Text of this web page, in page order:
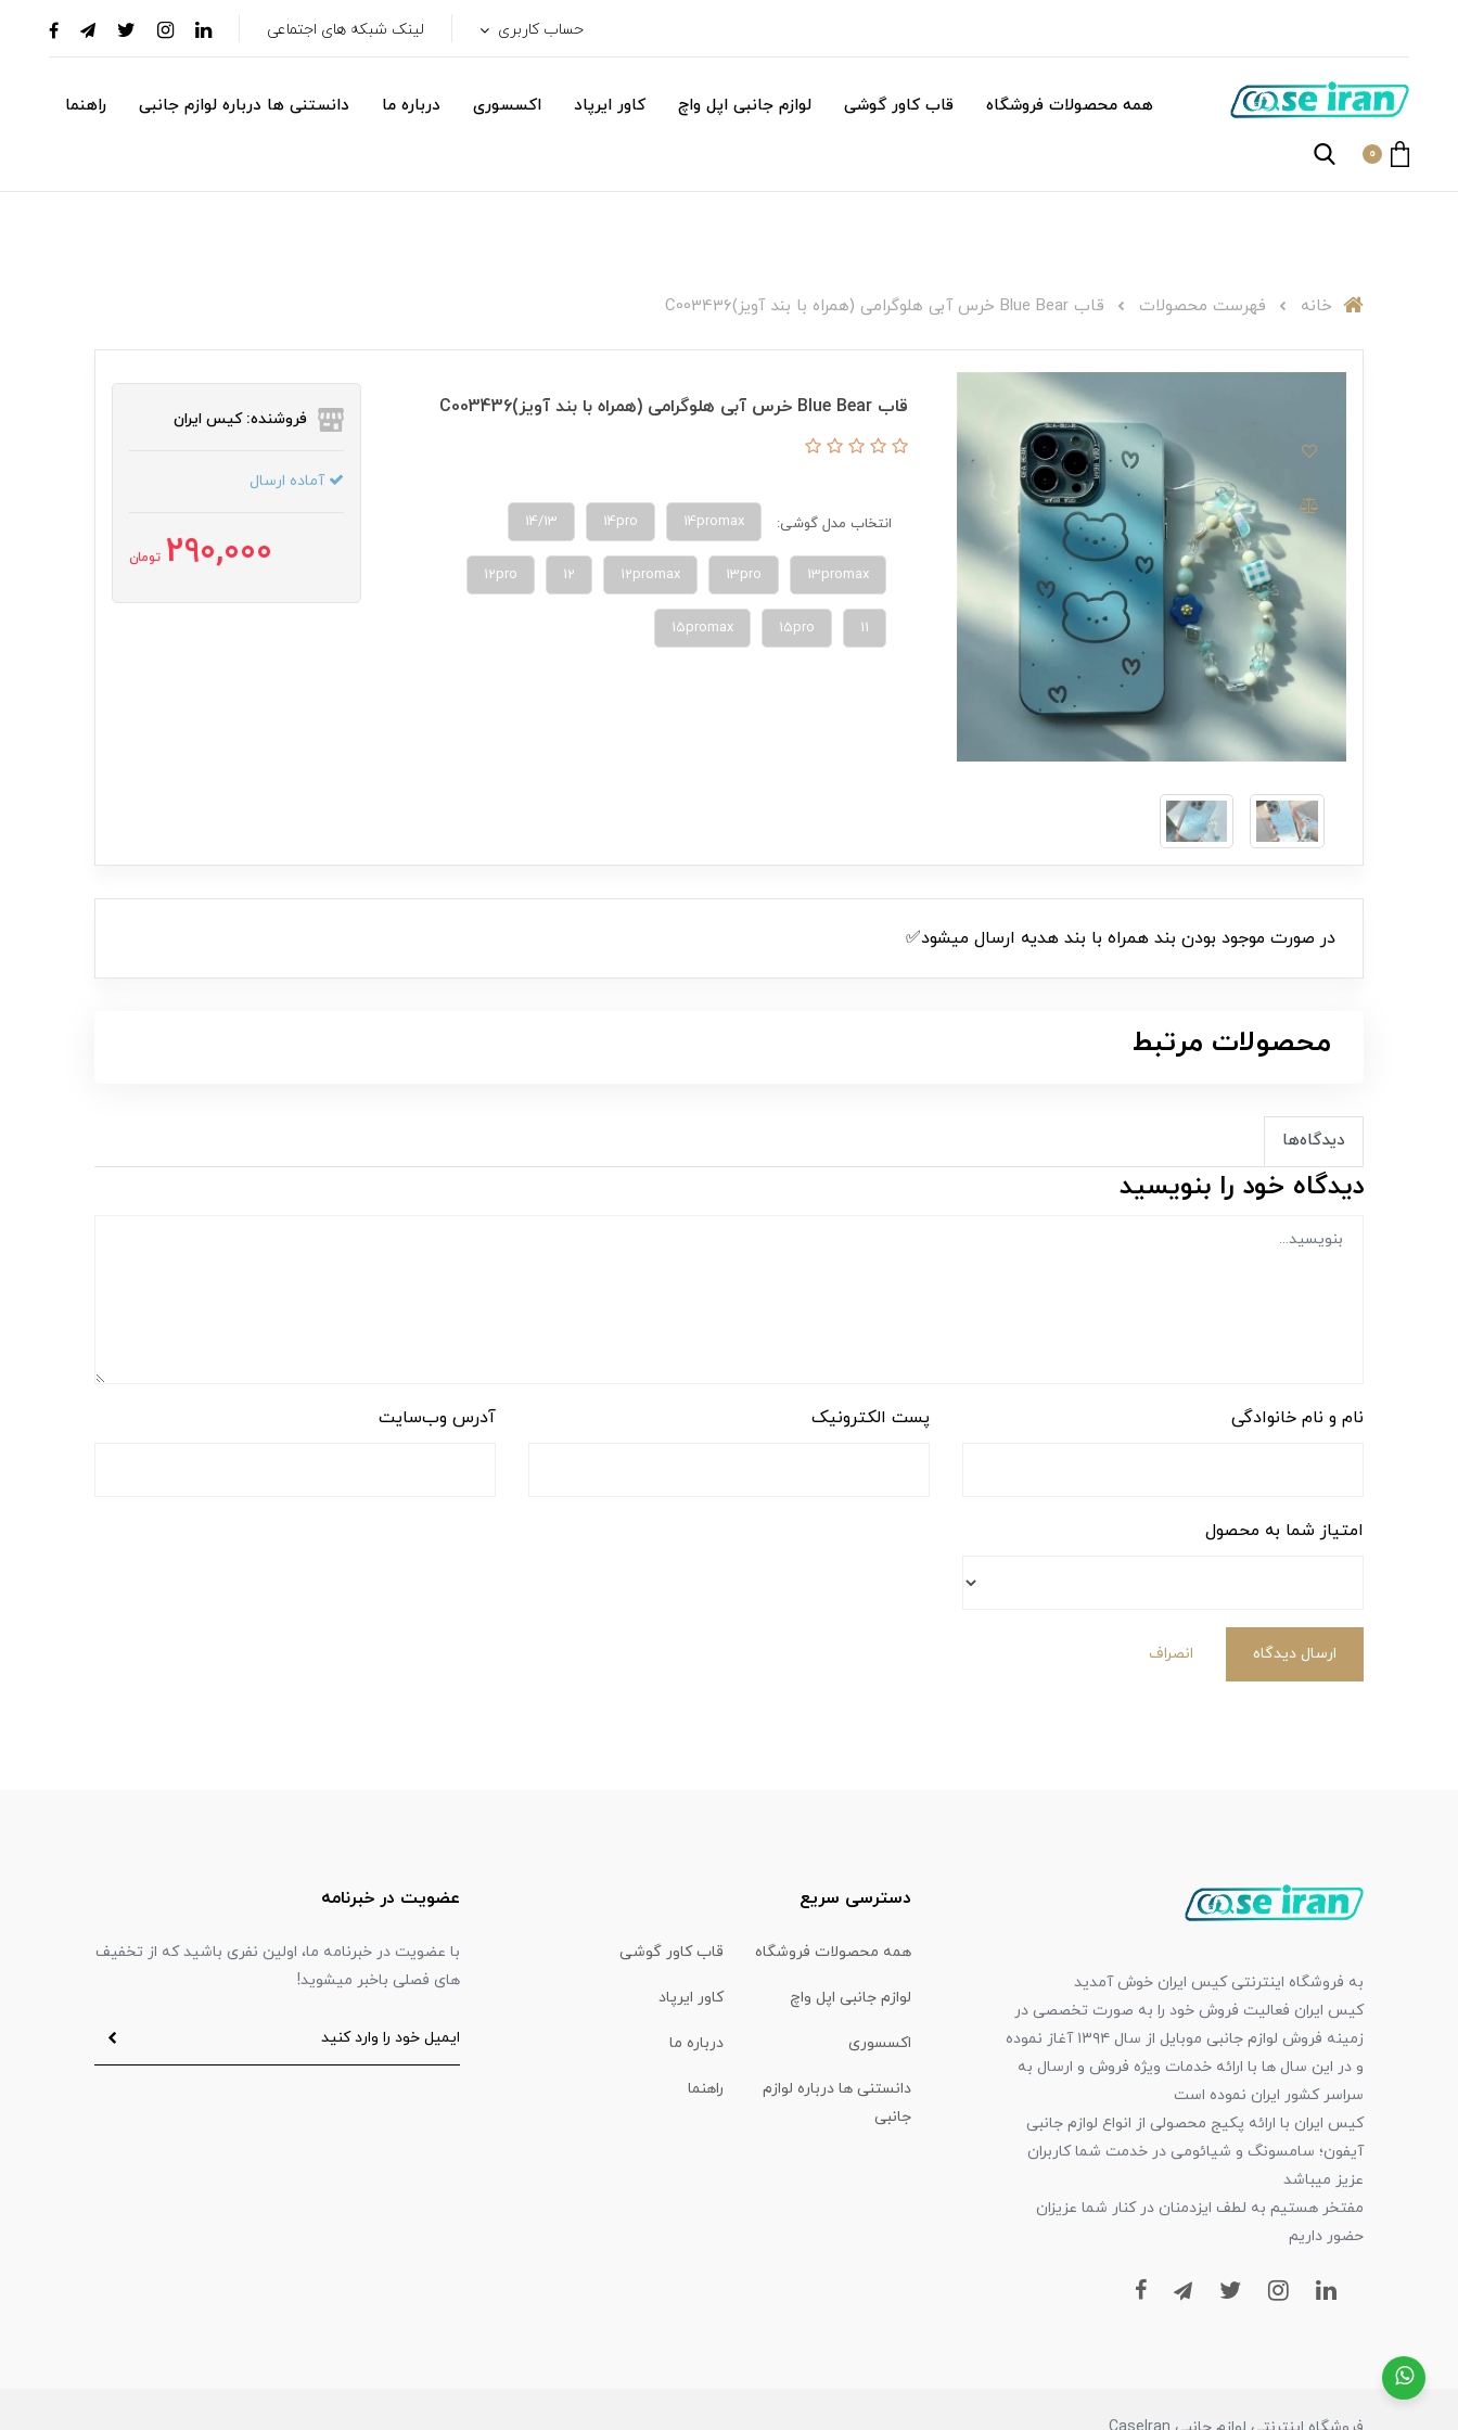
حساب کاربری لینک شبکه های اجتماعی
همه محصولات فروشگاه قاب کاور گوشی لوازم جانبی اپل واچ کاور ایرپاد اکسسوری درباره ما دانستنی ها درباره لوازم جانبی راهنما
0
خانه فهرست محصولات قاب Blue Bear خرس آبی هلوگرامی (همراه با بند آویز)C003436
قاب Blue Bear خرس آبی هلوگرامی (همراه با بند آویز)C003436
انتخاب مدل گوشی: ‏14promax
14pro
14/13
13promax
13pro
12promax
12
12pro
11
15pro
15promax
فروشنده: کیس ایران
آماده ارسال
290,000 تومان
در صورت موجود بودن بند همراه با بند هدیه ارسال میشود✅
محصولات مرتبط
دیدگاه‌ها
دیدگاه خود را بنویسید
نام و نام خانوادگی پست الکترونیک آدرس وب‌سایت
امتیاز شما به محصول
ارسال دیدگاه انصراف
به فروشگاه اینترنتی کیس ایران خوش آمدید
کیس ایران فعالیت فروش خود را به صورت تخصصی در
زمینه فروش لوازم جانبی موبایل از سال ۱۳۹۴ آغاز نموده
و در این سال ها با ارائه خدمات ویژه فروش و ارسال به
سراسر کشور ایران نموده است
کیس ایران با ارائه پکیج محصولی از انواع لوازم جانبی
آیفون؛ سامسونگ و شیائومی در خدمت شما کاربران
عزیز میباشد
مفتخر هستیم به لطف ایزدمنان در کنار شما عزیزان
حضور داریم
دسترسی سریع
همه محصولات فروشگاه قاب کاور گوشی
لوازم جانبی اپل واچ کاور ایرپاد
اکسسوری درباره ما
دانستنی ها درباره لوازم
جانبی
راهنما
عضویت در خبرنامه
با عضویت در خبرنامه ما، اولین نفری باشید که از تخفیف
های فصلی باخبر میشوید!